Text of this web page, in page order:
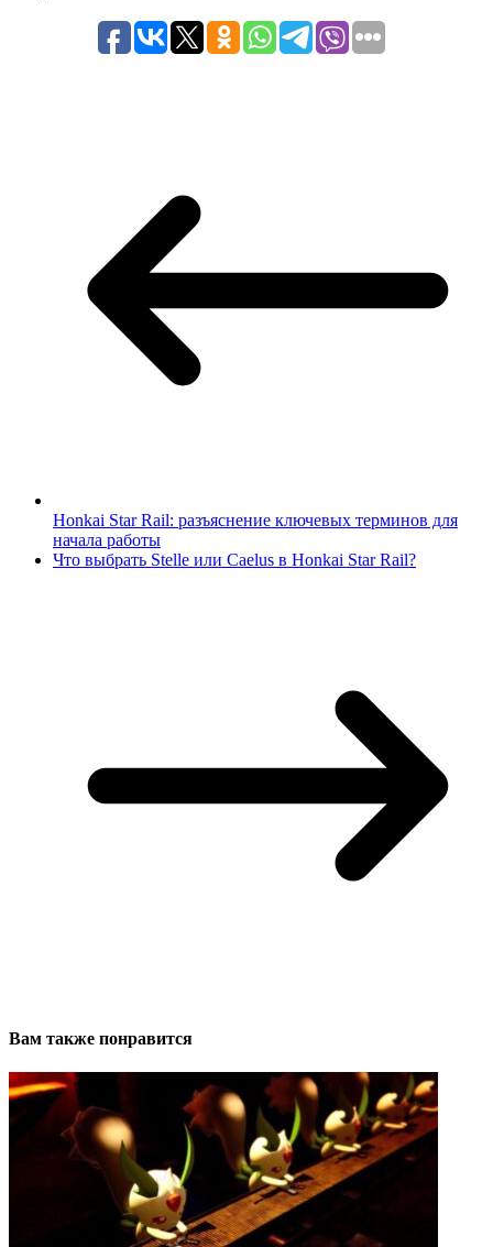
Honkai Star Rail: разъяснение ключевых терминов для
начала работы
Что выбрать Stelle или Caelus в Honkai Star Rail?
Вам также понравится